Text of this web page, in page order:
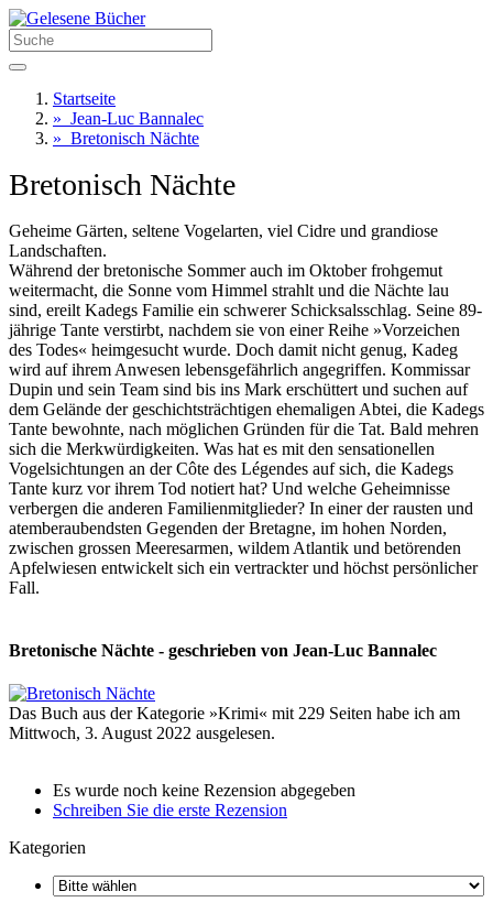
Startseite
» Jean-Luc Bannalec
» Bretonisch Nächte
Bretonisch Nächte
Geheime Gärten, seltene Vogelarten, viel Cidre und grandiose
Landschaften.
Während der bretonische Sommer auch im Oktober frohgemut
weitermacht, die Sonne vom Himmel strahlt und die Nächte lau
sind, ereilt Kadegs Familie ein schwerer Schicksalsschlag. Seine 89-
jährige Tante verstirbt, nachdem sie von einer Reihe »Vorzeichen
des Todes« heimgesucht wurde. Doch damit nicht genug, Kadeg
wird auf ihrem Anwesen lebensgefährlich angegriffen. Kommissar
Dupin und sein Team sind bis ins Mark erschüttert und suchen auf
dem Gelände der geschichtsträchtigen ehemaligen Abtei, die Kadegs
Tante bewohnte, nach möglichen Gründen für die Tat. Bald mehren
sich die Merkwürdigkeiten. Was hat es mit den sensationellen
Vogelsichtungen an der Côte des Légendes auf sich, die Kadegs
Tante kurz vor ihrem Tod notiert hat? Und welche Geheimnisse
verbergen die anderen Familienmitglieder? In einer der rausten und
atemberaubendsten Gegenden der Bretagne, im hohen Norden,
zwischen grossen Meeresarmen, wildem Atlantik und betörenden
Apfelwiesen entwickelt sich ein vertrackter und höchst persönlicher
Fall.
Bretonische Nächte - geschrieben von Jean-Luc Bannalec
Das Buch aus der Kategorie »Krimi« mit 229 Seiten habe ich am
Mittwoch, 3. August 2022 ausgelesen.
Es wurde noch keine Rezension abgegeben
Schreiben Sie die erste Rezension
Kategorien